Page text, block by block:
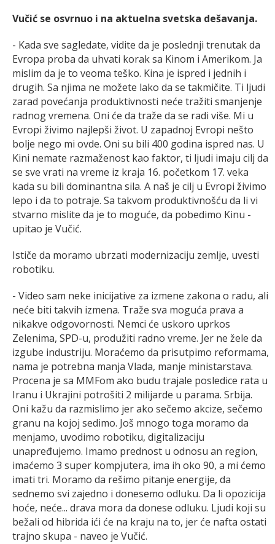
Vučić se osvrnuo i na aktuelna svetska dešavanja.
- Kada sve sagledate, vidite da je poslednji trenutak da
Evropa proba da uhvati korak sa Kinom i Amerikom. Ja
mislim da je to veoma teško. Kina je ispred i jednih i
drugih. Sa njima ne možete lako da se takmičite. Ti ljudi
zarad povećanja produktivnosti neće tražiti smanjenje
radnog vremena. Oni će da traže da se radi više. Mi u
Evropi živimo najlepši život. U zapadnoj Evropi nešto
bolje nego mi ovde. Oni su bili 400 godina ispred nas. U
Kini nemate razmaženost kao faktor, ti ljudi imaju cilj da
se sve vrati na vreme iz kraja 16. početkom 17. veka
kada su bili dominantna sila. A naš je cilj u Evropi živimo
lepo i da to potraje. Sa takvom produktivnošću da li vi
stvarno mislite da je to moguće, da pobedimo Kinu -
upitao je Vučić.
Ističe da moramo ubrzati modernizaciju zemlje, uvesti
robotiku.
- Video sam neke inicijative za izmene zakona o radu, ali
neće biti takvih izmena. Traže sva moguća prava a
nikakve odgovornosti. Nemci će uskoro uprkos
Zelenima, SPD-u, produžiti radno vreme. Jer ne žele da
izgube industriju. Moraćemo da prisutpimo reformama,
nama je potrebna manja Vlada, manje ministarstava.
Procena je sa MMFom ako budu trajale posledice rata u
Iranu i Ukrajini potrošiti 2 milijarde u parama. Srbija.
Oni kažu da razmislimo jer ako sečemo akcize, sečemo
granu na kojoj sedimo. Još mnogo toga moramo da
menjamo, uvodimo robotiku, digitalizaciju
unapređujemo. Imamo prednost u odnosu an region,
imaćemo 3 super kompjutera, ima ih oko 90, a mi ćemo
imati tri. Moramo da rešimo pitanje energije, da
sednemo svi zajedno i donesemo odluku. Da li opozicija
hoće, neće... drava mora da donese odluku. Ljudi koji su
bežali od hibrida ići će na kraju na to, jer će nafta ostati
trajno skupa - naveo je Vučić.